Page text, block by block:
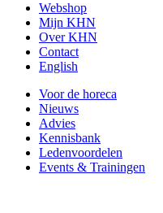
Webshop
Mijn KHN
Over KHN
Contact
English
Voor de horeca
Nieuws
Advies
Kennisbank
Ledenvoordelen
Events & Trainingen